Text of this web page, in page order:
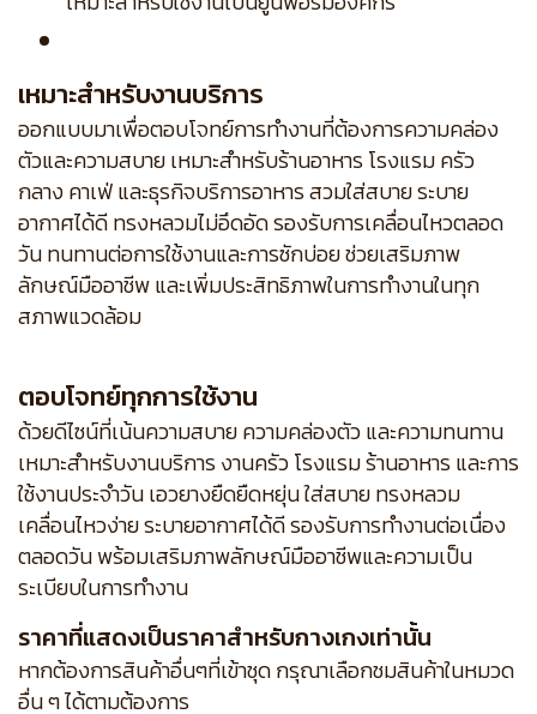
เหมาะสำหรับงานบริการ
ออกแบบมาเพื่อตอบโจทย์การทำงานที่ต้องการความคล่อง
ตัวและความสบาย เหมาะสำหรับร้านอาหาร โรงแรม ครัว
กลาง คาเฟ่ และธุรกิจบริการอาหาร สวมใส่สบาย ระบาย
อากาศได้ดี ทรงหลวมไม่อึดอัด รองรับการเคลื่อนไหวตลอด
วัน ทนทานต่อการใช้งานและการซักบ่อย ช่วยเสริมภาพ
ลักษณ์มืออาชีพ และเพิ่มประสิทธิภาพในการทำงานในทุก
สภาพแวดล้อม
ตอบโจทย์ทุกการใช้งาน
ด้วยดีไซน์ที่เน้นความสบาย ความคล่องตัว และความทนทาน
เหมาะสำหรับงานบริการ งานครัว โรงแรม ร้านอาหาร และการ
ใช้งานประจำวัน เอวยางยืดยืดหยุ่น ใส่สบาย ทรงหลวม
เคลื่อนไหวง่าย ระบายอากาศได้ดี รองรับการทำงานต่อเนื่อง
ตลอดวัน พร้อมเสริมภาพลักษณ์มืออาชีพและความเป็น
ระเบียบในการทำงาน
ราคาที่แสดงเป็นราคาสำหรับกางเกงเท่านั้น
หากต้องการสินค้าอื่นๆที่เข้าชุด กรุณาเลือกชมสินค้าในหมวด
อื่น ๆ ได้ตามต้องการ